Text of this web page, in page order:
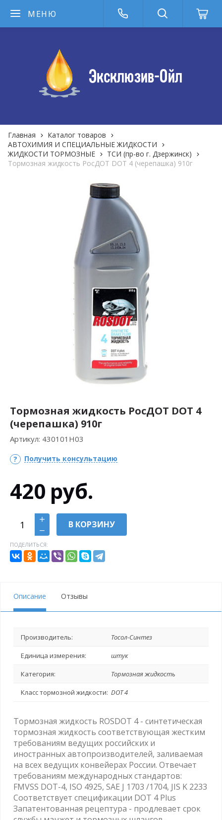
МЕНЮ
Главная
Каталог товаров
АВТОХИМИЯ И СПЕЦИАЛЬНЫЕ ЖИДКОСТИ
ЖИДКОСТИ ТОРМОЗНЫЕ
ТСИ (пр-во г. Дзержинск)
Тормозная жидкость РосДОТ DOT 4 (черепашка) 910г
Тормозная жидкость РосДОТ DOT 4
(черепашка) 910г
Артикул: 430101Н03
Получить консультацию
420 руб.
В КОРЗИНУ
ПОДЕЛИТЬСЯ:
Описание Отзывы
Производитель: Тосол-Синтез
Единица измерения: штук
Категория: Тормозная жидкость
Класс тормозной жидкости: DOT 4
Тормозная жидкость ROSDOT 4 - cинтетическая
тормозная жидкость соответствующая жестким
требованиям ведущих российских и
иностранных автопроизводителей, заливаемая
на всех ведущих конвейерах России. Отвечает
требованиям международных стандартов:
FMVSS DOT-4, ISO 4925, SAE J 1703 /1704, JIS K 2233
Соответствует спецификации DOT 4 Plus
Запатентованная рецептура - продлевает срок